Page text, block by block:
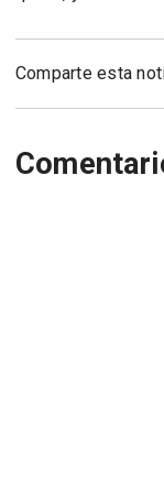
Comparte esta